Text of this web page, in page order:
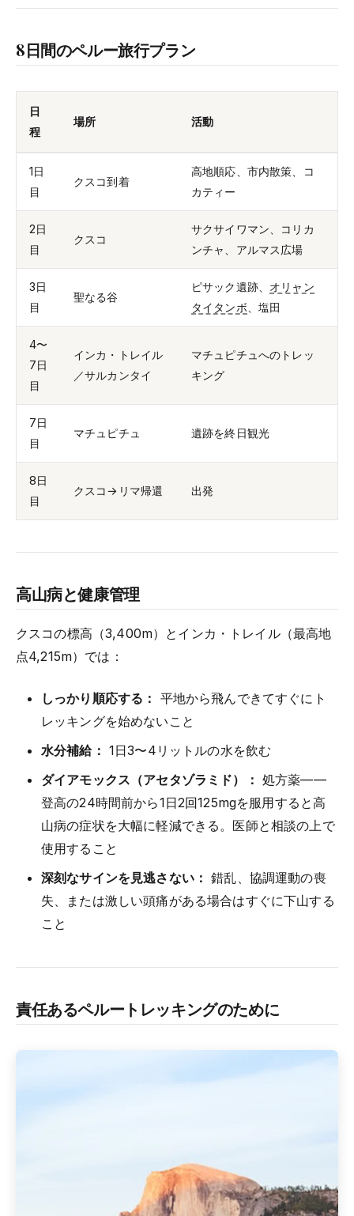
8日間のペルー旅行プラン
日
程
場所 活動
1日
目
クスコ到着
高地順応、市内散策、コ
カティー
2日
目
クスコ
サクサイワマン、コリカ
ンチャ、アルマス広場
3日
目
聖なる谷
ピサック遺跡、 オリャン
タイタンボ 、塩田
4〜
7日
目
インカ・トレイル
／サルカンタイ
マチュピチュへのトレッ
キング
7日
目
マチュピチュ 遺跡を終日観光
8日
目
クスコ→リマ帰還 出発
高山病と健康管理
クスコの標高（3,400m）とインカ・トレイル（最高地
点4,215m）では：
しっかり順応する： 平地から飛んできてすぐにト
レッキングを始めないこと
水分補給： 1日3〜4リットルの水を飲む
ダイアモックス（アセタゾラミド）： 処方薬——
登高の24時間前から1日2回125mgを服用すると高
山病の症状を大幅に軽減できる。医師と相談の上で
使用すること
深刻なサインを見逃さない： 錯乱、協調運動の喪
失、または激しい頭痛がある場合はすぐに下山する
こと
責任あるペルートレッキングのために